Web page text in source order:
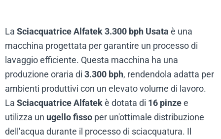
La Sciacquatrice Alfatek 3.300 bph Usata è una
macchina progettata per garantire un processo di
lavaggio efficiente. Questa macchina ha una
produzione oraria di 3.300 bph, rendendola adatta per
ambienti produttivi con un elevato volume di lavoro.
La Sciacquatrice Alfatekè dotata di 16 pinzee
utilizza un ugello fisso per un'ottimale distribuzione
dell'acqua durante il processo di sciacquatura. Il